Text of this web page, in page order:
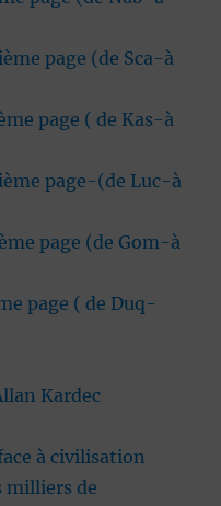
page (de Sca-à
page ( de Kas-à
page-(de Luc-à
page (de Gom-à
page ( de Duq-
Kardec
à civilisation
milliers de